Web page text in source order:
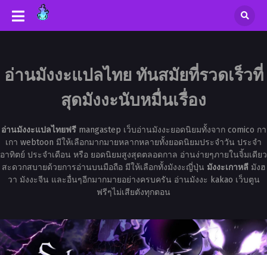
อ่านมังงะแปลไทย ทันสมัยที่รวดเร็วที่
สุดมังงะนับหมื่นเรื่อง
อ่านมังงะแปลไทยฟรีmangastep เว็บอ่านมังงะยอดนิยมทั้งจาก comico กา
เกา webtoon มีให้เลือกมากมายหลากหลายทั้งยอดนิยมประจำวัน ประจำ
อาทิตย์ ประจำเดือน หรือ ยอดนิยมสูงสุดตลอดกาล อ่านง่ายๆภายในจิ้มเดียว
สะดวกสบายด้วยการอ่านบนมือถือ มีให้เลือกทั้งมังงะญี่ปุ่น มังงะเกาหลีมังฮ
วา มังงะจีน และอื่นๆอีกมากมายอย่างครบครัน อ่านมังงะ kakao เว็บตูน
ฟรีๆไม่เสียตังทุกตอน